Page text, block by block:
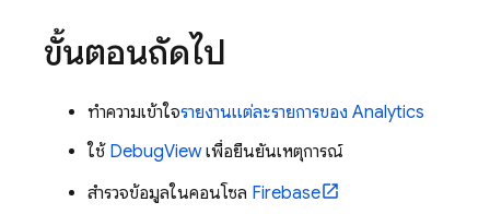
ขั้นตอนถัดไป
ทำความเข้าใจรายงานแต่ละรายการของ Analytics
ใช้ DebugViewเพื่อยืนยันเหตุการณ์
สำรวจข้อมูลในคอนโซล Firebase